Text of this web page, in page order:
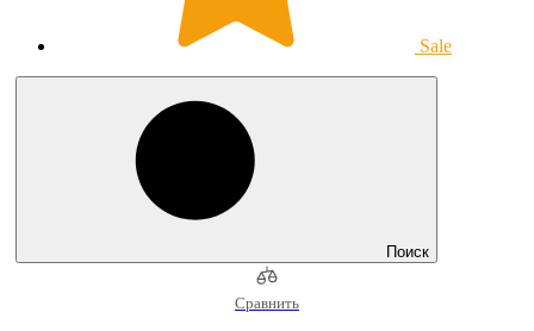
Sale
Поиск
Сравнить